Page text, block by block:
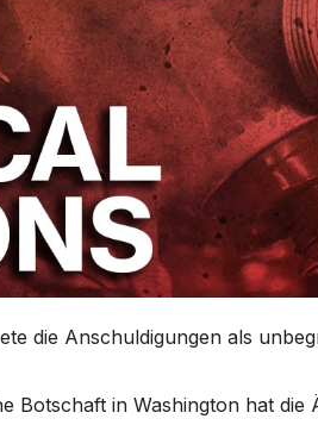
die Anschuldigungen als
Botschaft in Washington hat